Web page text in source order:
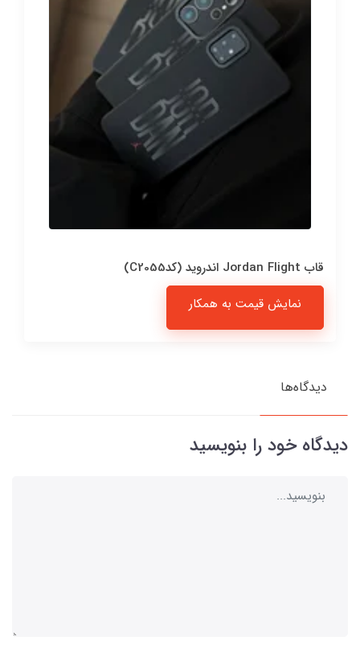
قاب Jordan Flight اندروید (کدC2055)
نمایش قیمت به همکار
دیدگاه‌ها
دیدگاه خود را بنویسید